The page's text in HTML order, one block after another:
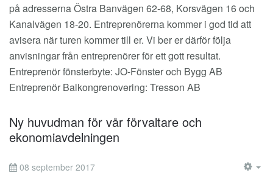
på adresserna Östra Banvägen 62-68, Korsvägen 16 och
Kanalvägen 18-20. Entreprenörerna kommer i god tid att
avisera när turen kommer till er. Vi ber er därför följa
anvisningar från entreprenörer för ett gott resultat.
Entreprenör fönsterbyte: JO-Fönster och Bygg AB
Entreprenör Balkongrenovering: Tresson AB
Ny huvudman för vår förvaltare och
ekonomiavdelningen
08 september 2017